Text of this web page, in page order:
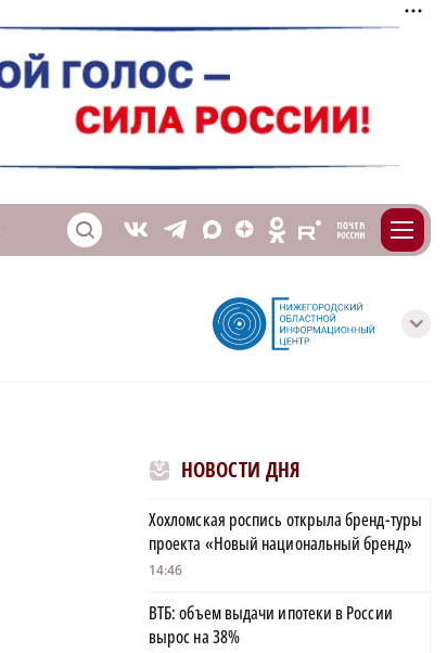
S V T X Z O E m
с
НОВОСТИ ДНЯ
Хохломская роспись открыла бренд-туры
проекта «Новый национальный бренд»
14:46
ВТБ: объем выдачи ипотеки в России
вырос на 38%